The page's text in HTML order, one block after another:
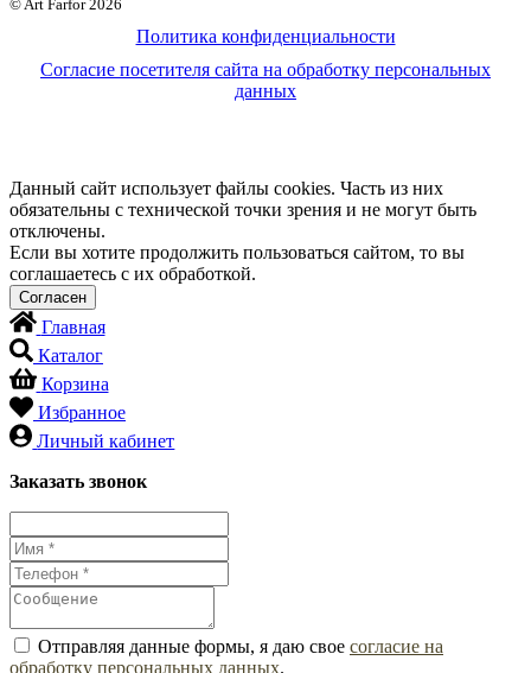
© Art Farfor 2026
Политика конфиденциальности
Согласие посетителя сайта на обработку персональных
данных
Данный сайт использует файлы cookies. Часть из них
обязательны с технической точки зрения и не могут быть
отключены.
Если вы хотите продолжить пользоваться сайтом, то вы
соглашаетесь с их обработкой.
Главная
Каталог
Корзина
Избранное
Личный кабинет
Заказать звонок
Отправляя данные формы, я даю свое согласие на
обработку персональных данных.